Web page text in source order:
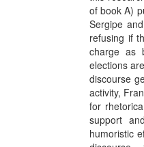
of book A)
Sergipe
refusing if
charge as
elections
discourse
activity,
for
support
humoristic